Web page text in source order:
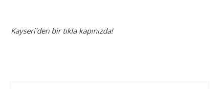
Kayseri'den bir tıkla kapınızda!